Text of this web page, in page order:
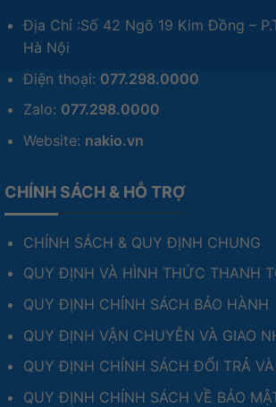
Địa Chỉ :Số 42 Ngõ 19 Kim Đồng –
Hà Nội
Điện thoại: 077.298.0000
Zalo: 077.298.0000
Website: nakio.vn
CHÍNH SÁCH & HỖ TRỢ
CHÍNH SÁCH & QUY ĐỊNH CHUNG
QUY ĐỊNH VÀ HÌNH THỨC THANH
QUY ĐỊNH CHÍNH SÁCH BẢO HÀNH
QUY ĐỊNH VẬN CHUYỄN VÀ GIAO
QUY ĐỊNH CHÍNH SÁCH ĐỔI TRẢ
QUY ĐỊNH CHÍNH SÁCH VỀ BẢO